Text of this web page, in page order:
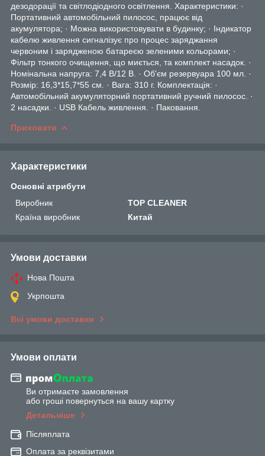
дезодорації та світлодіодного освітлення. Характеристики: ·
Портативний автомобільний пилосос, працює від
акумулятора; · Можна використовувати в будинку; · Індикатор
кабелю живлення сигналізує про процес заряджання
червоним і зарядженою батареєю зеленими кольорами; ·
Фільтр тонкого очищення, що миється, та комплект насадок. ·
Номінальна напруга: 7,4 В/12 В. · Об'єм резервуара 100 мл. ·
Розмір: 16,3*15,7*55 см. · Вага: 310 г. Комплектація: ·
Автомобільний акумуляторний портативний ручний пилосос. ·
2 насадки. · USB Кабель живлення. · Паковання.
Приховати
Характеристики
Основні атрибути
Виробник
TOP CLEANER
Країна виробник
Китай
Умови доставки
Нова Пошта
Укрпошта
Всі умови доставки
Умови оплати
Ви отримаєте замовлення
або гроші повернуться на вашу картку
Детальніше
Післяплата
Оплата за реквізитами